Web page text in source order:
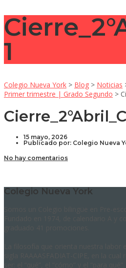
1
Colegio Nueva York > Blog > Noticias
Primer trimestre | Grado Segundo >
15 mayo, 2026
Publicado por: Colegio Nueva
No hay comentarios
Colegio Nueva York